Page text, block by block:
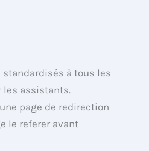
standardisés à tous les
les assistants.
page de redirection
le referer avant